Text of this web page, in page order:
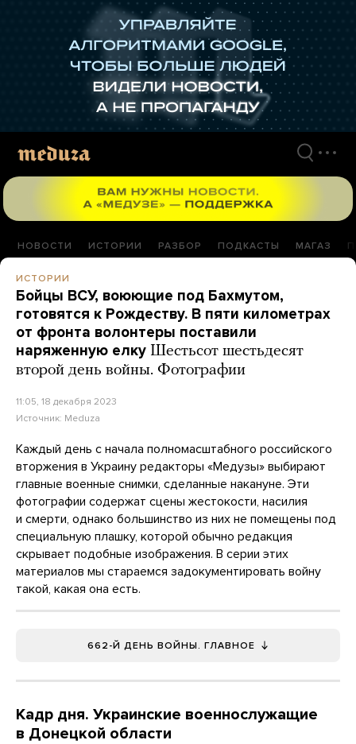
НОВОСТИ ИСТОРИИ РАЗБОР ПОДКАСТЫ МАГАЗ
ИСТОРИИ
Бойцы ВСУ, воюющие под Бахмутом,
готовятся к Рождеству. В пяти километрах
от фронта волонтеры поставили
наряженную елку Шестьсот шестьдесят
второй день войны. Фотографии
11:05, 18 декабря 2023
Источник: Meduza
Каждый день с начала полномасштабного российского
вторжения в Украину редакторы «Медузы» выбирают
главные военные снимки, сделанные накануне. Эти
фотографии содержат сцены жестокости, насилия
и смерти, однако большинство из них не помещены под
специальную плашку, которой обычно редакция
скрывает подобные изображения. В серии этих
материалов мы стараемся задокументировать войну
такой, какая она есть.
662-Й ДЕНЬ ВОЙНЫ. ГЛАВНОЕ
Кадр дня. Украинские военнослужащие
в Донецкой области